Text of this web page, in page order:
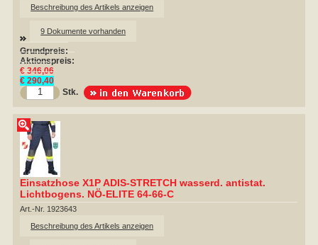
Beschreibung des Artikels anzeigen
9 Dokumente vorhanden
Grundpreis:
Aktionspreis:
€ 346,06
€ 290,40
Stk.
Einsatzhose X1P ADIS-STRETCH wasserd. antistat.
Lichtbogens. NÖ-ELITE 64-66-C
Art.-Nr. 1923643
Beschreibung des Artikels anzeigen